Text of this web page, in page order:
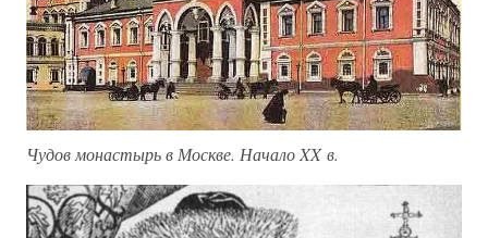
Чудов монастырь в Москве. Начало XX в.